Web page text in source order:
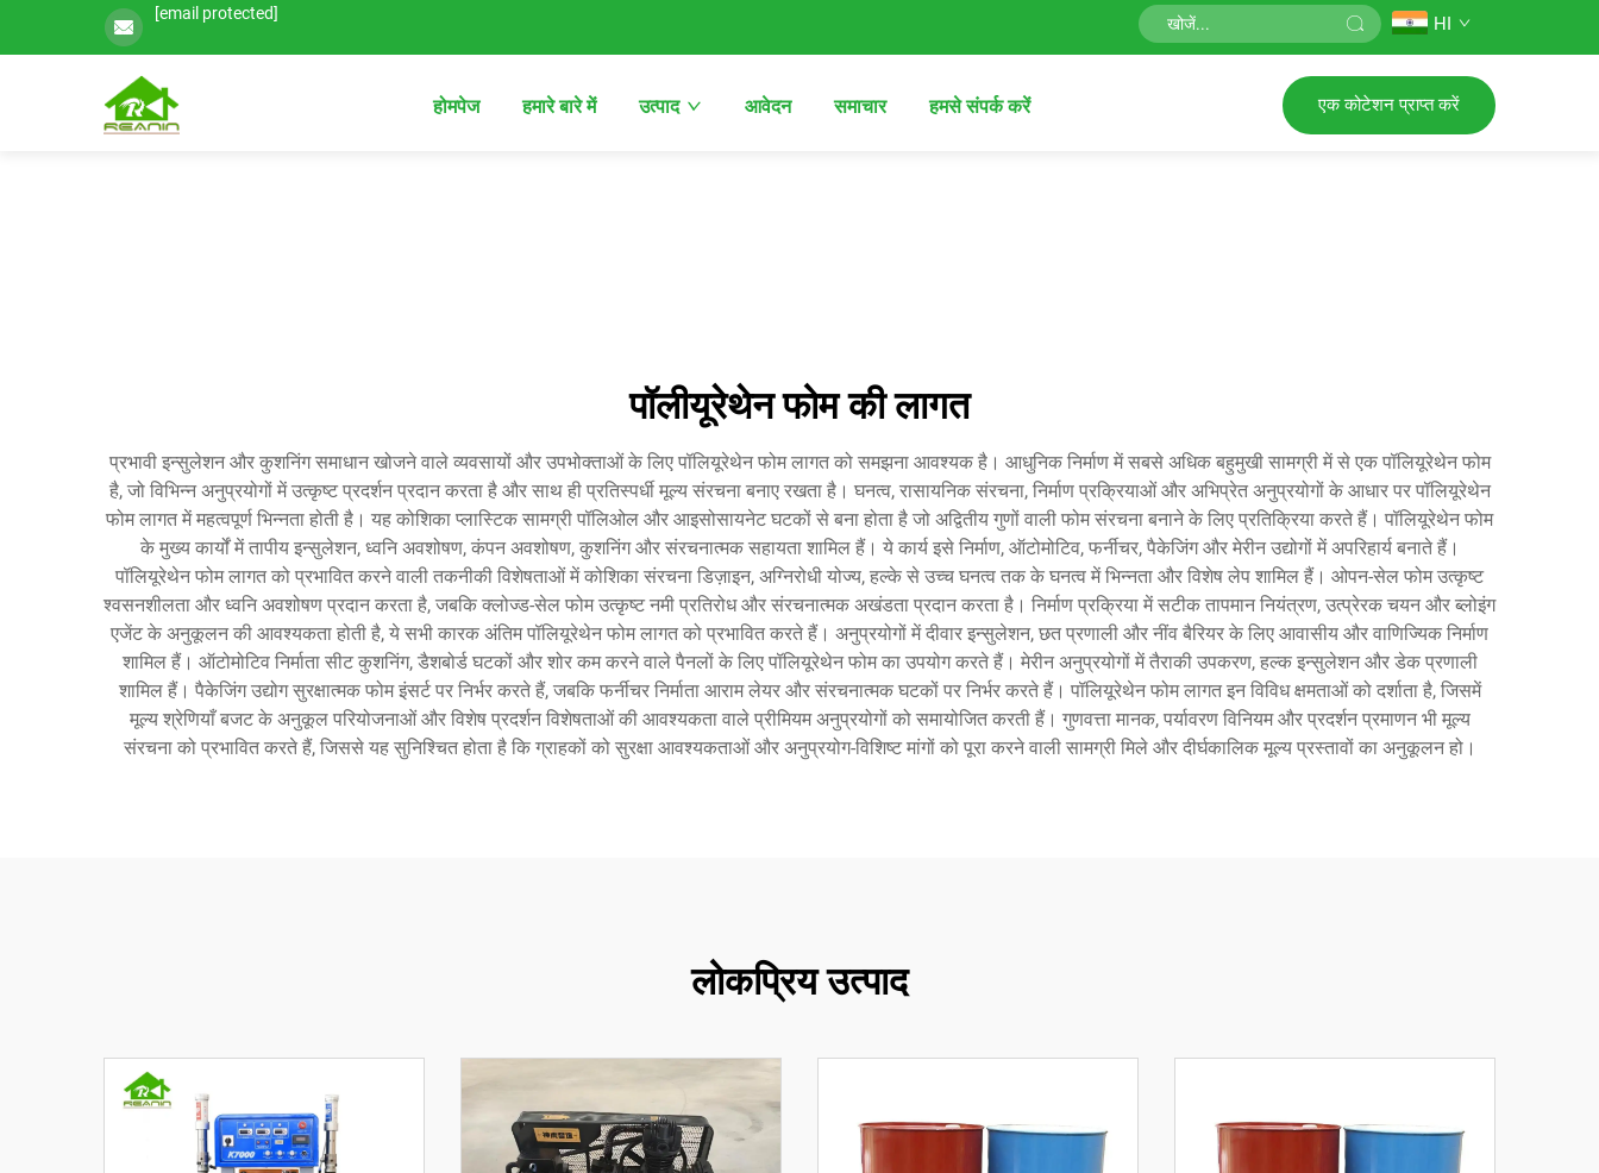
[email protected] HI
होमपेज हमारे बारे में उत्पाद आवेदन समाचार हमसे संपर्क करें एक कोटेशन प्राप्त करें
पॉलीयूरेथेन फोम की लागत
प्रभावी इन्सुलेशन और कुशनिंग समाधान खोजने वाले व्यवसायों और उपभोक्ताओं के लिए पॉलियूरेथेन फोम लागत को समझना आवश्यक है। आधुनिक निर्माण में सबसे अधिक बहुमुखी सामग्री में से एक पॉलियूरेथेन फोम
है, जो विभिन्न अनुप्रयोगों में उत्कृष्ट प्रदर्शन प्रदान करता है और साथ ही प्रतिस्पर्धी मूल्य संरचना बनाए रखता है। घनत्व, रासायनिक संरचना, निर्माण प्रक्रियाओं और अभिप्रेत अनुप्रयोगों के आधार पर पॉलियूरेथेन
फोम लागत में महत्वपूर्ण भिन्नता होती है। यह कोशिका प्लास्टिक सामग्री पॉलिओल और आइसोसायनेट घटकों से बना होता है जो अद्वितीय गुणों वाली फोम संरचना बनाने के लिए प्रतिक्रिया करते हैं। पॉलियूरेथेन फोम
के मुख्य कार्यों में तापीय इन्सुलेशन, ध्वनि अवशोषण, कंपन अवशोषण, कुशनिंग और संरचनात्मक सहायता शामिल हैं। ये कार्य इसे निर्माण, ऑटोमोटिव, फर्नीचर, पैकेजिंग और मेरीन उद्योगों में अपरिहार्य बनाते हैं।
पॉलियूरेथेन फोम लागत को प्रभावित करने वाली तकनीकी विशेषताओं में कोशिका संरचना डिज़ाइन, अग्निरोधी योज्य, हल्के से उच्च घनत्व तक के घनत्व में भिन्नता और विशेष लेप शामिल हैं। ओपन-सेल फोम उत्कृष्ट
श्वसनशीलता और ध्वनि अवशोषण प्रदान करता है, जबकि क्लोज्ड-सेल फोम उत्कृष्ट नमी प्रतिरोध और संरचनात्मक अखंडता प्रदान करता है। निर्माण प्रक्रिया में सटीक तापमान नियंत्रण, उत्प्रेरक चयन और ब्लोइंग
एजेंट के अनुकूलन की आवश्यकता होती है, ये सभी कारक अंतिम पॉलियूरेथेन फोम लागत को प्रभावित करते हैं। अनुप्रयोगों में दीवार इन्सुलेशन, छत प्रणाली और नींव बैरियर के लिए आवासीय और वाणिज्यिक निर्माण
शामिल हैं। ऑटोमोटिव निर्माता सीट कुशनिंग, डैशबोर्ड घटकों और शोर कम करने वाले पैनलों के लिए पॉलियूरेथेन फोम का उपयोग करते हैं। मेरीन अनुप्रयोगों में तैराकी उपकरण, हल्क इन्सुलेशन और डेक प्रणाली
शामिल हैं। पैकेजिंग उद्योग सुरक्षात्मक फोम इंसर्ट पर निर्भर करते हैं, जबकि फर्नीचर निर्माता आराम लेयर और संरचनात्मक घटकों पर निर्भर करते हैं। पॉलियूरेथेन फोम लागत इन विविध क्षमताओं को दर्शाता है, जिसमें
मूल्य श्रेणियाँ बजट के अनुकूल परियोजनाओं और विशेष प्रदर्शन विशेषताओं की आवश्यकता वाले प्रीमियम अनुप्रयोगों को समायोजित करती हैं। गुणवत्ता मानक, पर्यावरण विनियम और प्रदर्शन प्रमाणन भी मूल्य
संरचना को प्रभावित करते हैं, जिससे यह सुनिश्चित होता है कि ग्राहकों को सुरक्षा आवश्यकताओं और अनुप्रयोग-विशिष्ट मांगों को पूरा करने वाली सामग्री मिले और दीर्घकालिक मूल्य प्रस्तावों का अनुकूलन हो।
लोकप्रिय उत्पाद